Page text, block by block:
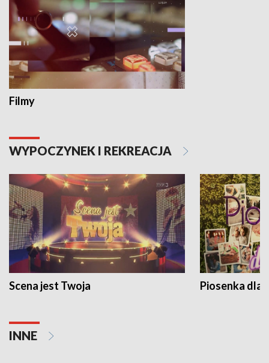
Filmy
WYPOCZYNEK I REKREACJA
Scena jest Twoja Piosenka dla
INNE